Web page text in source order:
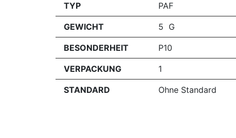
TYP PAF
GEWICHT 5 G
BESONDERHEIT P10
VERPACKUNG 1
STANDARD Ohne Standard